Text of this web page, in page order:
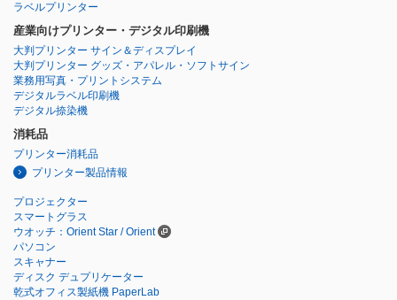
ラベルプリンター
産業向けプリンター・デジタル印刷機
大判プリンター サイン＆ディスプレイ
大判プリンター グッズ・アパレル・ソフトサイン
業務用写真・プリントシステム
デジタルラベル印刷機
デジタル捺染機
消耗品
プリンター消耗品
プリンター製品情報
プロジェクター
スマートグラス
ウオッチ：Orient Star / Orient
パソコン
スキャナー
ディスク デュプリケーター
乾式オフィス製紙機 PaperLab